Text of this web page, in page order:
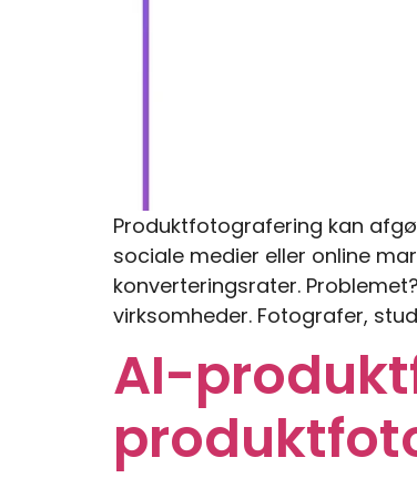
Produktfotografering kan
sociale medier eller online
konverteringsrater.
virksomheder. Fotografer,
AI-